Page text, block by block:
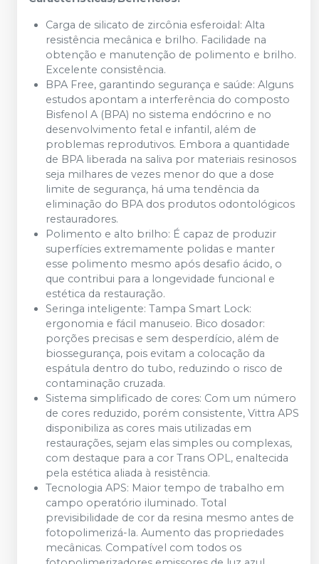
Carga de silicato de zircônia esferoidal: Alta
resistência mecânica e brilho. Facilidade na
obtenção e manutenção de polimento e brilho.
Excelente consistência.
BPA Free, garantindo segurança e saúde: Alguns
estudos apontam a interferência do composto
Bisfenol A (BPA) no sistema endócrino e no
desenvolvimento fetal e infantil, além de
problemas reprodutivos. Embora a quantidade
de BPA liberada na saliva por materiais resinosos
seja milhares de vezes menor do que a dose
limite de segurança, há uma tendência da
eliminação do BPA dos produtos odontológicos
restauradores.
Polimento e alto brilho: É capaz de produzir
superfícies extremamente polidas e manter
esse polimento mesmo após desafio ácido, o
que contribui para a longevidade funcional e
estética da restauração.
Seringa inteligente: Tampa Smart Lock:
ergonomia e fácil manuseio. Bico dosador:
porções precisas e sem desperdício, além de
biossegurança, pois evitam a colocação da
espátula dentro do tubo, reduzindo o risco de
contaminação cruzada.
Sistema simplificado de cores: Com um número
de cores reduzido, porém consistente, Vittra APS
disponibiliza as cores mais utilizadas em
restaurações, sejam elas simples ou complexas,
com destaque para a cor Trans OPL, enaltecida
pela estética aliada à resistência.
Tecnologia APS: Maior tempo de trabalho em
campo operatório iluminado. Total
previsibilidade de cor da resina mesmo antes de
fotopolimerizá-la. Aumento das propriedades
mecânicas. Compatível com todos os